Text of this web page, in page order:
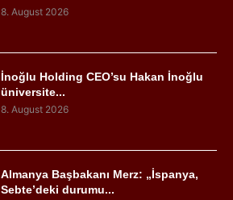
8. August 2026
İnoğlu Holding CEO’su Hakan İnoğlu
üniversite...
8. August 2026
Almanya Başbakanı Merz: „İspanya,
Sebte’deki durumu...